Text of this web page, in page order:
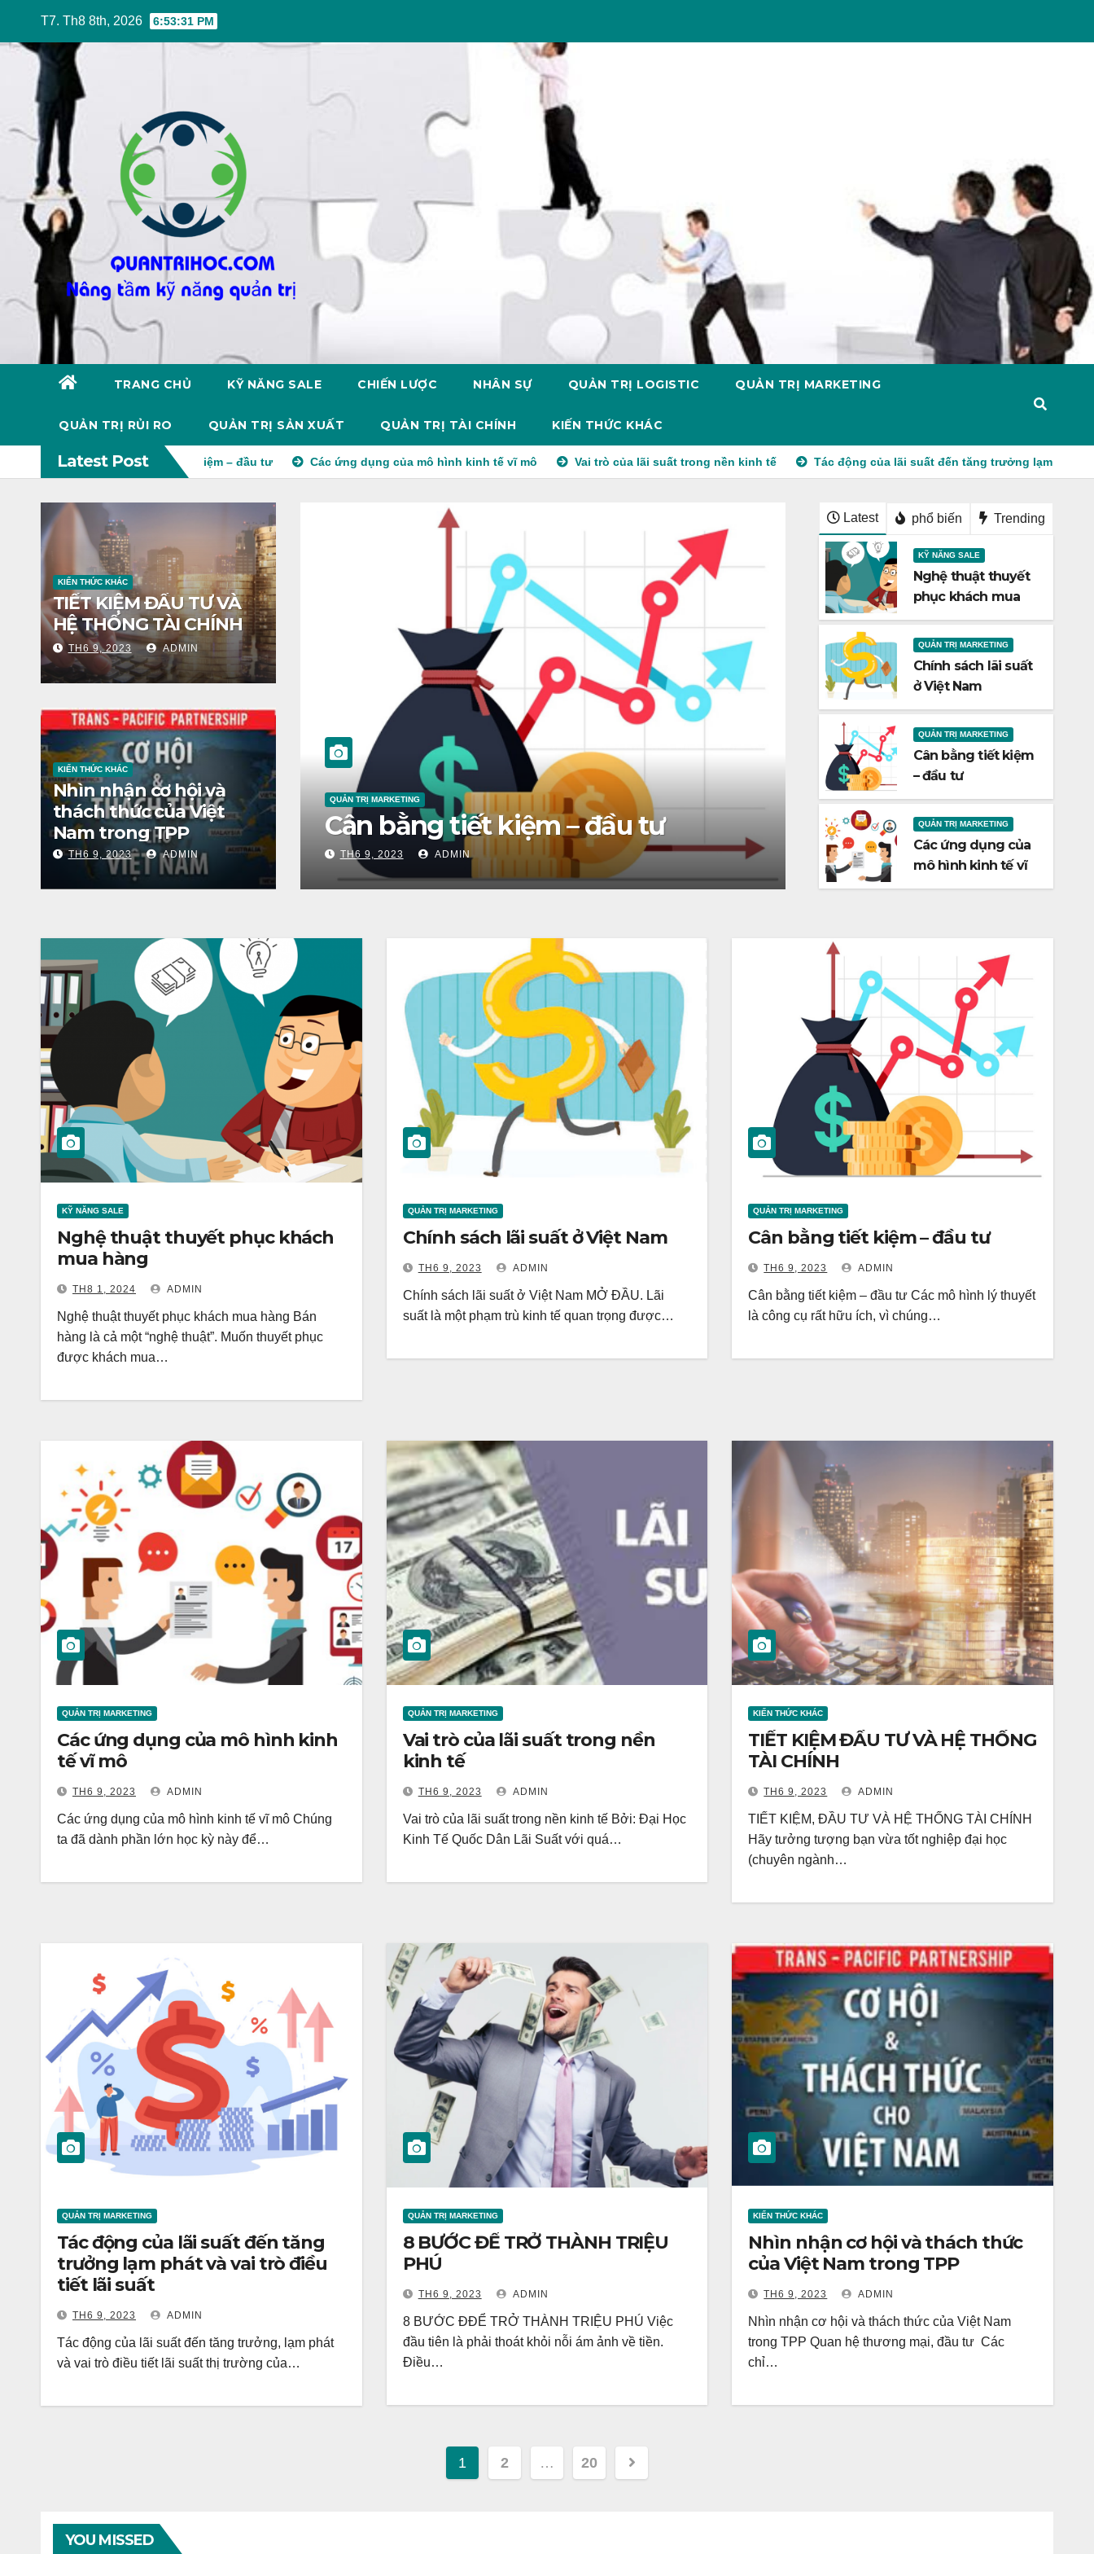
content
T7. Th8 8th, 2026 6:53:33 PM
TRANG CHỦ KỸ NĂNG SALE CHIẾN LƯỢC NHÂN SỰ QUẢN TRỊ LOGISTIC QUẢN TRỊ MARKETING
QUẢN TRỊ RỦI RO QUẢN TRỊ SẢN XUẤT QUẢN TRỊ TÀI CHÍNH KIẾN THỨC KHÁC
Latest Post
Cân bằng tiết kiệm – đầu tư Các ứng dụng của mô hình kinh tế vĩ mô Vai trò của lãi suất trong nền kinh tế Tác động của lãi suất đến tăng trưởng lạm phát và vai trò
KIẾN THỨC KHÁC
TIẾT KIỆM ĐẦU TƯ VÀ
HỆ THỐNG TÀI CHÍNH
TH6 9, 2023 ADMIN
KIẾN THỨC KHÁC
Nhìn nhận cơ hội và
thách thức của Việt
Nam trong TPP
TH6 9, 2023 ADMIN
suất ở Việt Nam
QUẢN TRỊ MARKETING
Cân bằng tiết kiệm – đầu tư
TH6 9, 2023 ADMIN
QUẢN TRỊ MARKETING
Các ứng dụng của
vĩ mô
TH6 9, 2023
Latest phổ biến Trending
KỸ NĂNG SALE
Nghệ thuật thuyết
phục khách mua
hàng
QUẢN TRỊ MARKETING
Chính sách lãi suất
ở Việt Nam
QUẢN TRỊ MARKETING
Cân bằng tiết kiệm
– đầu tư
QUẢN TRỊ MARKETING
Các ứng dụng của
mô hình kinh tế vĩ
mô
KỸ NĂNG SALE
Nghệ thuật thuyết phục khách
mua hàng
TH8 1, 2024 ADMIN
Nghệ thuật thuyết phục khách mua hàng Bán
hàng là cả một “nghệ thuật”. Muốn thuyết phục
được khách mua…
QUẢN TRỊ MARKETING
Chính sách lãi suất ở Việt Nam
TH6 9, 2023 ADMIN
Chính sách lãi suất ở Việt Nam MỞ ĐẦU. Lãi
suất là một phạm trù kinh tế quan trọng được…
QUẢN TRỊ MARKETING
Cân bằng tiết kiệm – đầu tư
TH6 9, 2023 ADMIN
Cân bằng tiết kiệm – đầu tư Các mô hình lý thuyết
là công cụ rất hữu ích, vì chúng…
QUẢN TRỊ MARKETING
Các ứng dụng của mô hình kinh
tế vĩ mô
TH6 9, 2023 ADMIN
Các ứng dụng của mô hình kinh tế vĩ mô Chúng
ta đã dành phần lớn học kỳ này để…
QUẢN TRỊ MARKETING
Vai trò của lãi suất trong nền
kinh tế
TH6 9, 2023 ADMIN
Vai trò của lãi suất trong nền kinh tế Bởi: Đại Học
Kinh Tế Quốc Dân Lãi Suất với quá…
KIẾN THỨC KHÁC
TIẾT KIỆM ĐẦU TƯ VÀ HỆ THỐNG
TÀI CHÍNH
TH6 9, 2023 ADMIN
TIẾT KIỆM, ĐẦU TƯ VÀ HỆ THỐNG TÀI CHÍNH
Hãy tưởng tượng bạn vừa tốt nghiệp đại học
(chuyên ngành…
QUẢN TRỊ MARKETING
Tác động của lãi suất đến tăng
trưởng lạm phát và vai trò điều
tiết lãi suất
TH6 9, 2023 ADMIN
Tác động của lãi suất đến tăng trưởng, lạm phát
và vai trò điều tiết lãi suất thị trường của…
QUẢN TRỊ MARKETING
8 BƯỚC ĐỂ TRỞ THÀNH TRIỆU
PHÚ
TH6 9, 2023 ADMIN
8 BƯỚC ĐĐỂ TRỞ THÀNH TRIỆU PHÚ Việc
đầu tiên là phải thoát khỏi nỗi ám ảnh về tiền.
Điều…
KIẾN THỨC KHÁC
Nhìn nhận cơ hội và thách thức
của Việt Nam trong TPP
TH6 9, 2023 ADMIN
Nhìn nhận cơ hội và thách thức của Việt Nam
trong TPP Quan hệ thương mại, đầu tư Các
chỉ…
Phân
1 2 … 20
YOU MISSED